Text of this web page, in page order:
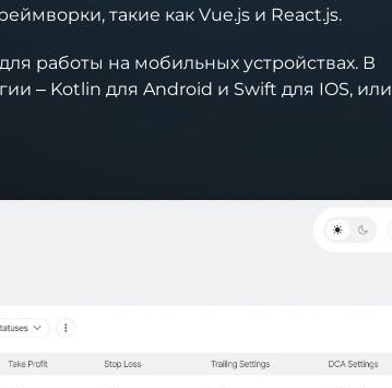
такие как Vue.js и React.js.
работы на мобильных устройствах. В
– Kotlin для Android и Swift для IOS, или